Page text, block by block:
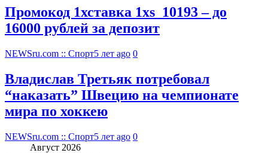
Промокод 1хставка 1xs_10193 – до
16000 рублей за депозит
NEWSru.com :: Спорт5 лет ago 0
Владислав Третьяк потребовал
“наказать” Швецию на чемпионате
мира по хоккею
NEWSru.com :: Спорт5 лет ago 0
Август 2026